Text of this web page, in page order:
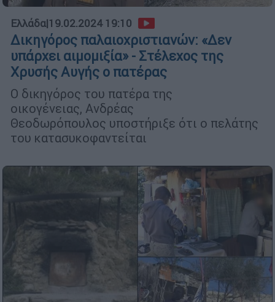
Ελλάδα|19.02.2024 19:10
Δικηγόρος παλαιοχριστιανών: «Δεν
υπάρχει αιμομιξία» - Στέλεχος της
Χρυσής Αυγής ο πατέρας
Ο δικηγόρος του πατέρα της
οικογένειας, Ανδρέας
Θεοδωρόπουλος υποστήριξε ότι ο πελάτης
του κατασυκοφαντείται